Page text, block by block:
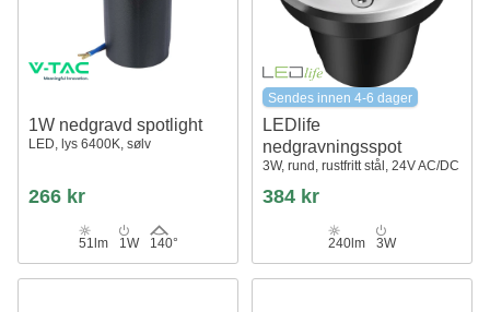
1W nedgravd spotlight
LED, lys 6400K, sølv
266 kr
51lm 1W 140°
Sendes innen 4-6 dager
LEDlife
nedgravningsspot
3W, rund, rustfritt stål, 24V AC/DC
384 kr
240lm 3W